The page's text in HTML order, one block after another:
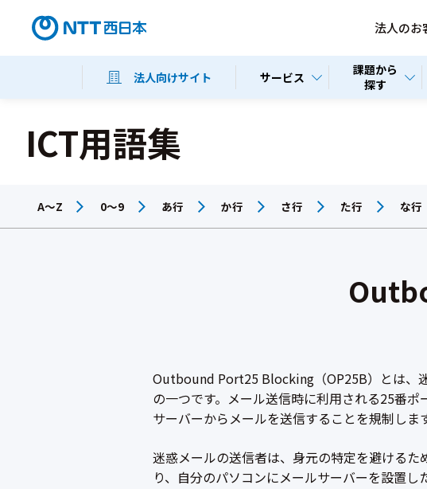
法人のお
法人向けサイト サービス
課題から
探す
ICT用語集
A～Z 0～9 あ行 か行 さ行 た行 な行
Outbound Port25 Blocking（OP25B）とは、
の一つです。メール送信時に利用される25番
サーバーからメールを送信することを規制します
迷惑メールの送信者は、身元の特定を避ける
り、自分のパソコンにメールサーバーを設置